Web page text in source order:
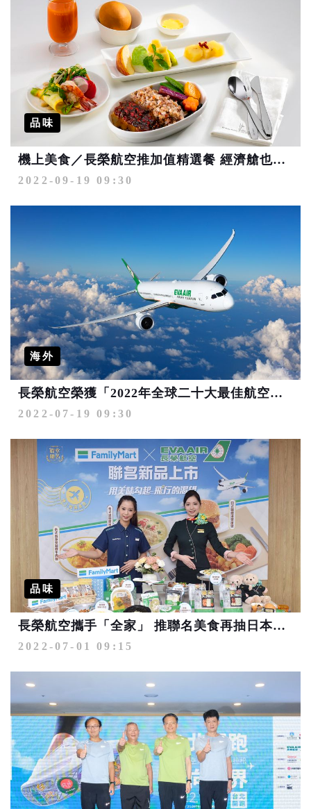
品味
機上美食／長榮航空推加值精選餐 經濟艙也能享名廚美饌
2022-09-19 09:30
海外
長榮航空榮獲「2022年全球二十大最佳航空公司」第八名評選
2022-07-19 09:30
品味
長榮航空攜手「全家」 推聯名美食再抽日本機票
2022-07-01 09:15